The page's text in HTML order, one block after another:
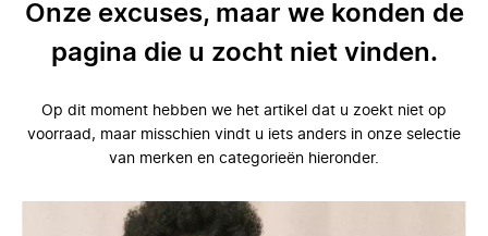
Onze excuses, maar we konden de
pagina die u zocht niet vinden.
Op dit moment hebben we het artikel dat u zoekt niet op
voorraad, maar misschien vindt u iets anders in onze selectie
van merken en categorieën hieronder.